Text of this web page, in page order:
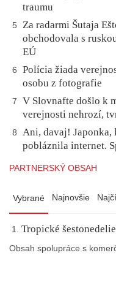
traumu
5
Za radarmi Šutaja
obchodovala s
EÚ
6
Polícia žiada
osobu z fotografie
7
V Slovnafte došlo k
verejnosti nehrozí,
8
Ani, davaj! Japonka,
pobláznila internet.
PARTNERSKÝ OBSAH
Vybrané Najnovšie
Tropické šestonedelie
Obsah spolupráce s